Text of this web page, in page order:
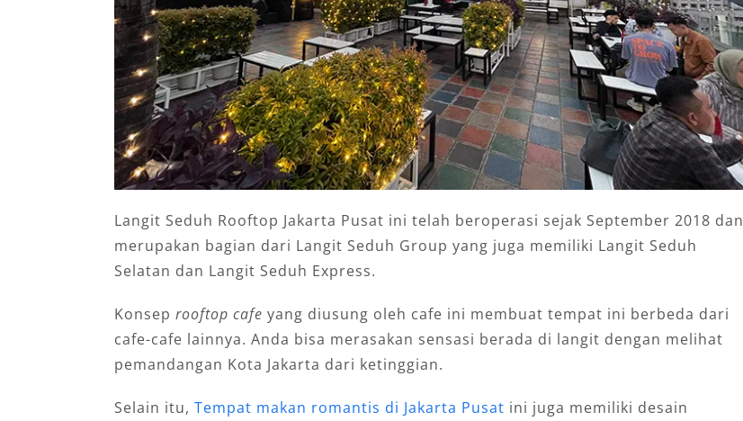
Langit Seduh Rooftop Jakarta Pusat ini telah beroperasi sejak September 2018 dan
merupakan bagian dari Langit Seduh Group yang juga memiliki Langit Seduh
Selatan dan Langit Seduh Express.
Konsep rooftop cafe yang diusung oleh cafe ini membuat tempat ini berbeda dari
cafe-cafe lainnya. Anda bisa merasakan sensasi berada di langit dengan melihat
pemandangan Kota Jakarta dari ketinggian.
Selain itu, Tempat makan romantis di Jakarta Pusat ini juga memiliki desain